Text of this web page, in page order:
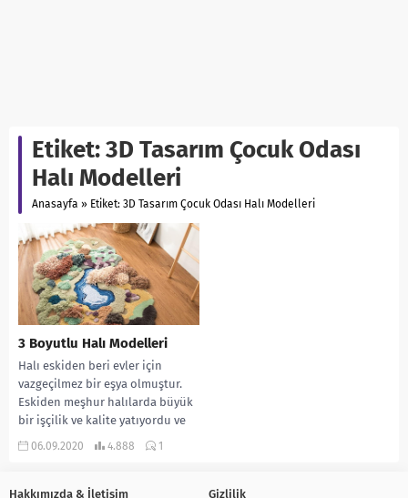
Etiket:3D Tasarım Çocuk Odası
Halı Modelleri
Anasayfa » Etiket: 3D Tasarım Çocuk Odası Halı Modelleri
3 Boyutlu Halı Modelleri
Halı eskiden beri evler için
vazgeçilmez bir eşya olmuştur.
Eskiden meşhur halılarda büyük
bir işçilik ve kalite yatıyordu ve
sanat...
06.09.2020 4.888 1
Hakkımızda & İletişim Gizlilik